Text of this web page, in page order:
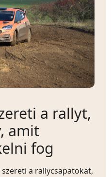
a rallyt,
amit
fog
a rallycsapatokat,